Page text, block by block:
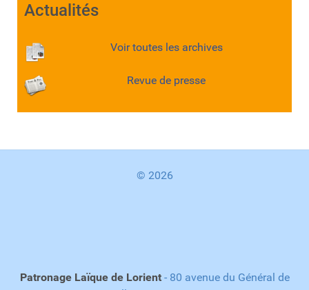
Actualités
Voir toutes les archives
Revue de presse
© 2026
Patronage Laïque de Lorient - 80 avenue du Général de